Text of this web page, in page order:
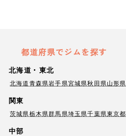
都道府県でジムを探す
北海道・東北
北海道青森県岩手県宮城県秋田県山形県
関東
茨城県栃木県群馬県埼玉県千葉県東京都
中部